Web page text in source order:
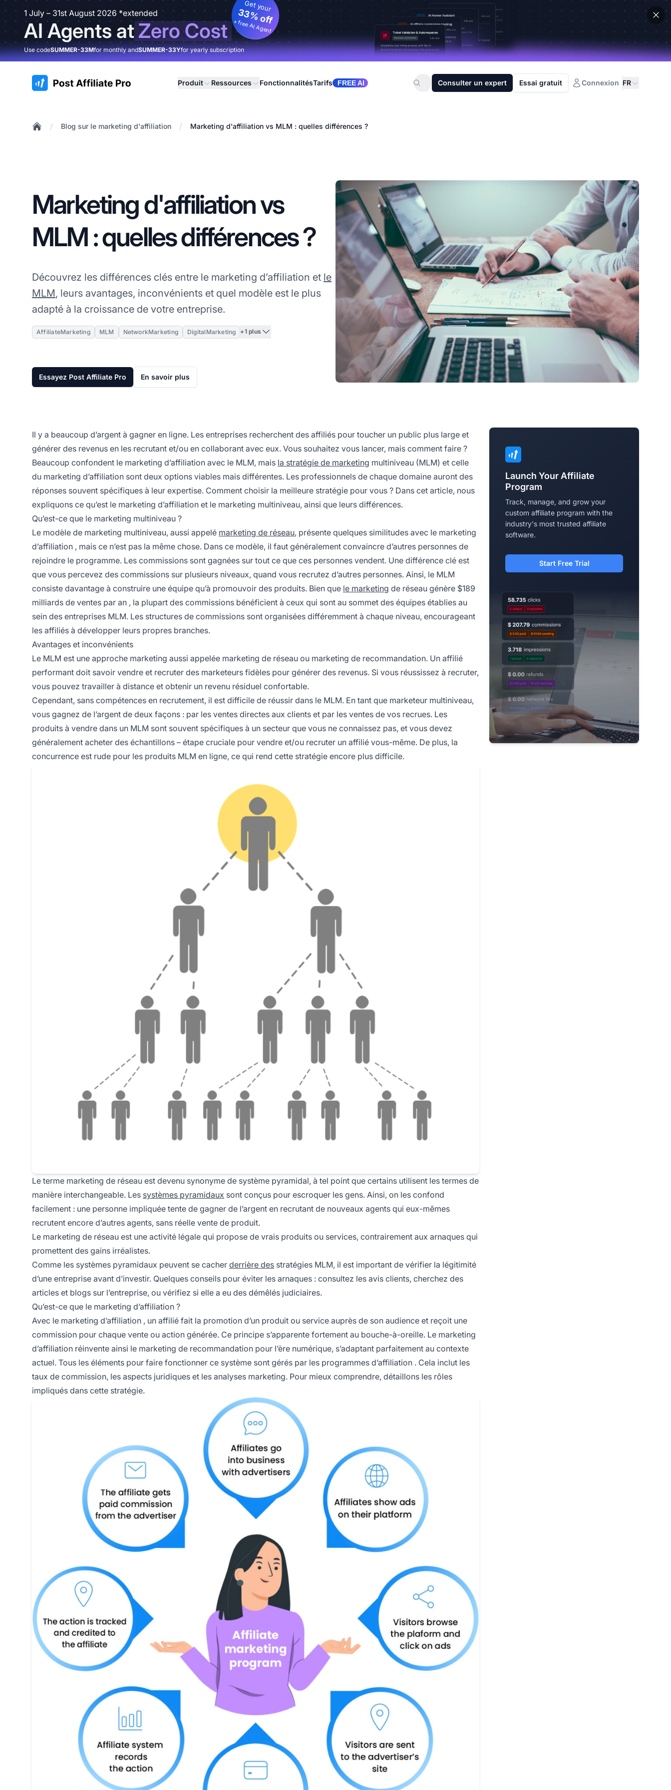
1 July – 31st August 2026 *extended
AI Agents atZero Cost
Get your
33% off
+ free AI Agent
Use codeSUMMER-33Mfor monthly andSUMMER-33Yfor yearly subscription
:site.title Produit Ressources FonctionnalitésTarifs FREE AI Consulter un expert Essai gratuit Connexion FR
/ Blog sur le marketing d'affiliation / Marketing d'affiliation vs MLM : quelles différences ?
Marketing d'affiliation vs
MLM : quelles différences ?
Découvrez les différences clés entre le marketing d’affiliation et le
MLM, leurs avantages, inconvénients et quel modèle est le plus
adapté à la croissance de votre entreprise.
AffiliateMarketing MLM NetworkMarketing DigitalMarketing +1 plus
Essayez Post Affiliate Pro En savoir plus
Il y a beaucoup d’argent à gagner en ligne. Les entreprises recherchent des affiliés pour toucher un public plus large et
générer des revenus en les recrutant et/ou en collaborant avec eux. Vous souhaitez vous lancer, mais comment faire ?
Beaucoup confondent le marketing d’affiliation avec le MLM, mais la stratégie de marketing multiniveau (MLM) et celle
du marketing d’affiliation sont deux options viables mais différentes. Les professionnels de chaque domaine auront des
réponses souvent spécifiques à leur expertise. Comment choisir la meilleure stratégie pour vous ? Dans cet article, nous
expliquons ce qu’est le marketing d’affiliation et le marketing multiniveau, ainsi que leurs différences.
Qu’est-ce que le marketing multiniveau ?
Le modèle de marketing multiniveau, aussi appelé marketing de réseau, présente quelques similitudes avec le marketing
d’affiliation , mais ce n’est pas la même chose. Dans ce modèle, il faut généralement convaincre d’autres personnes de
rejoindre le programme. Les commissions sont gagnées sur tout ce que ces personnes vendent. Une différence clé est
que vous percevez des commissions sur plusieurs niveaux, quand vous recrutez d’autres personnes. Ainsi, le MLM
consiste davantage à construire une équipe qu’à promouvoir des produits. Bien que le marketing de réseau génère $189
milliards de ventes par an , la plupart des commissions bénéficient à ceux qui sont au sommet des équipes établies au
sein des entreprises MLM. Les structures de commissions sont organisées différemment à chaque niveau, encourageant
les affiliés à développer leurs propres branches.
Avantages et inconvénients
Le MLM est une approche marketing aussi appelée marketing de réseau ou marketing de recommandation. Un affilié
performant doit savoir vendre et recruter des marketeurs fidèles pour générer des revenus. Si vous réussissez à recruter,
vous pouvez travailler à distance et obtenir un revenu résiduel confortable.
Cependant, sans compétences en recrutement, il est difficile de réussir dans le MLM. En tant que marketeur multiniveau,
vous gagnez de l’argent de deux façons : par les ventes directes aux clients et par les ventes de vos recrues. Les
produits à vendre dans un MLM sont souvent spécifiques à un secteur que vous ne connaissez pas, et vous devez
généralement acheter des échantillons – étape cruciale pour vendre et/ou recruter un affilié vous-même. De plus, la
concurrence est rude pour les produits MLM en ligne, ce qui rend cette stratégie encore plus difficile.
Le terme marketing de réseau est devenu synonyme de système pyramidal, à tel point que certains utilisent les termes de
manière interchangeable. Les systèmes pyramidaux sont conçus pour escroquer les gens. Ainsi, on les confond
facilement : une personne impliquée tente de gagner de l’argent en recrutant de nouveaux agents qui eux-mêmes
recrutent encore d’autres agents, sans réelle vente de produit.
Le marketing de réseau est une activité légale qui propose de vrais produits ou services, contrairement aux arnaques qui
promettent des gains irréalistes.
Comme les systèmes pyramidaux peuvent se cacher derrière des stratégies MLM, il est important de vérifier la légitimité
d’une entreprise avant d’investir. Quelques conseils pour éviter les arnaques : consultez les avis clients, cherchez des
articles et blogs sur l’entreprise, ou vérifiez si elle a eu des démêlés judiciaires.
Qu’est-ce que le marketing d’affiliation ?
Avec le marketing d’affiliation , un affilié fait la promotion d’un produit ou service auprès de son audience et reçoit une
commission pour chaque vente ou action générée. Ce principe s’apparente fortement au bouche-à-oreille. Le marketing
d’affiliation réinvente ainsi le marketing de recommandation pour l’ère numérique, s’adaptant parfaitement au contexte
actuel. Tous les éléments pour faire fonctionner ce système sont gérés par les programmes d’affiliation . Cela inclut les
taux de commission, les aspects juridiques et les analyses marketing. Pour mieux comprendre, détaillons les rôles
impliqués dans cette stratégie.
Launch Your Affiliate
Program
Track, manage, and grow your
custom affiliate program with the
industry's most trusted affiliate
software.
Start Free Trial